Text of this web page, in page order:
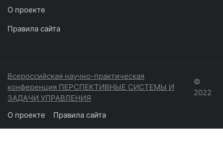
О проекте
Правила сайта
Всероссийская научно-практическая
конференция ПЕРСПЕКТИВНЫЕ СИСТЕМЫ И
ЗАДАЧИ УПРАВЛЕНИЯ
©
2022
О проекте Правила сайта